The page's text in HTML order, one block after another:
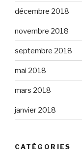
décembre 2018
novembre 2018
septembre 2018
mai 2018
mars 2018
janvier 2018
CATÉGORIES